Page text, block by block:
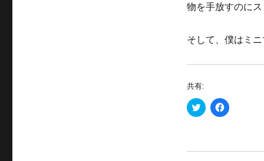
物を手放すのに
そして、僕はミニ
共有:
ク
リ
T
F
a
o